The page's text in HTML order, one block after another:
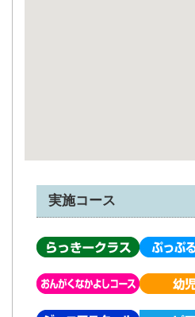
実施コース